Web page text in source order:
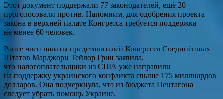
Этот документ поддержали 77 законодателей, ещё 20
проголосовали против. Напомним, для одобрения проекта
закона в верхней палате Конгресса требуется поддержка
не менее 60 человек.
Ранее член палаты представителей Конгресса Соединённых
Штатов Марджори Тейлор Грин заявила,
что налогоплательщики из США уже направили
на поддержку украинского конфликта свыше 175 миллиардов
долларов. Она подчеркнула, что из бюджета Пентагона
следует убрать помощь Украине.